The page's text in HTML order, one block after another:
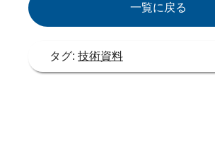
一覧に戻る
タグ: 技術資料